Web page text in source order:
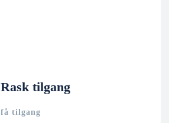
Rask tilgang
få tilgang